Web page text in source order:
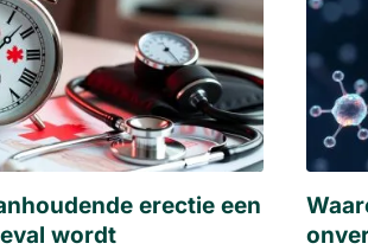
erectie een
wordt